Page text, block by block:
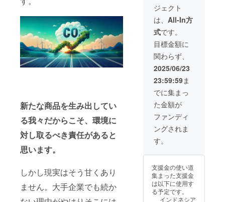
新たな商品を生み出してい
る我々だからこそ、環境に
対し取るべき責任があると
思います。
しかし現実はそう甘くあり
ません。大手企業でも続か
サイク
ル生地
をより
れるミ
ニミニ
サイズ
の巾着
バッ
グ。
バッ
グ イ
ン
バッグ
用に、
バラけ
て大変
に、ぜ
ひお使
いいた
だけれ
ばと思
いま
て、あ
えて財
布や携
帯など
の小物
を持ち
歩きや
すいサ
に仕立
てまし
た。デ
ザイン
もオ
シャレ
で可愛
☆ ※手
作りの
ため、
写真と
実際の
生地感
PVC素
材のシ
アー感
を使い
引き立
たせた
エコ
バッグ
です。
お買い
物やお
散歩な
ど
ちょっ
とした
シーン
バッグ
とし
て、あ
えて財
布や携
帯など
ia ×
JAPAN
RIONE
クリア
PVC
ECO
バッ
グ 1個
カ
ラー：
外側シ
アー
バッグ
のカ
ラー
ラッ
らお選
びいた
だけま
す
ジェクト
は、 All-In方
式です。
目標金額に
関わらず、
2025/06/23
23:59:59ま
でに集まっ
た金額が
ファンディ
ングされま
す。
支援金の使い道
集まった支援金
は以下に使用す
る予定です。
インドネシア